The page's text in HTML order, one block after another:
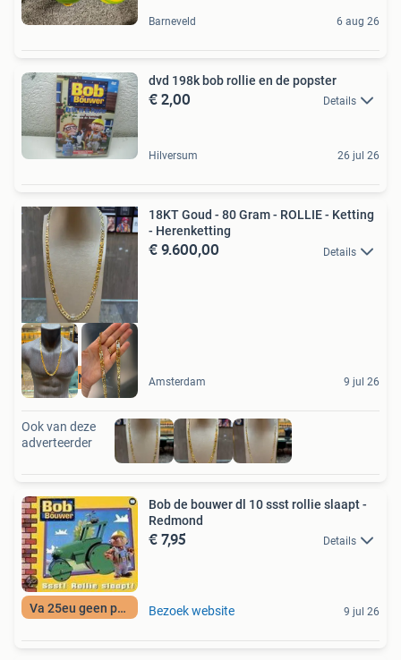
Barneveld 6 aug 26
dvd 198k bob rollie en de popster
€ 2,00 Details
Hilversum 26 jul 26
MADE IN ITALY
18KT Goud - 80 Gram - ROLLIE - Ketting
- Herenketting
€ 9.600,00 Details
Amsterdam 9 jul 26
Ook van deze
adverteerder
Va 25eu geen porto
Bob de bouwer dl 10 ssst rollie slaapt -
Redmond
€ 7,95 Details
Bezoek website 9 jul 26